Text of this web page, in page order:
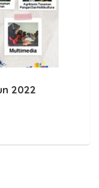
BARU
2022